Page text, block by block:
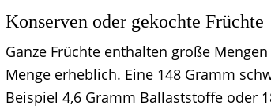
Konserven oder gekochte Früchte
Ganze Früchte enthalten große
Menge erheblich. Eine 148 Gramm
Beispiel 4,6 Gramm Ballaststoffe oder